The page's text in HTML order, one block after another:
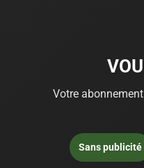
Votre
Sans publicité